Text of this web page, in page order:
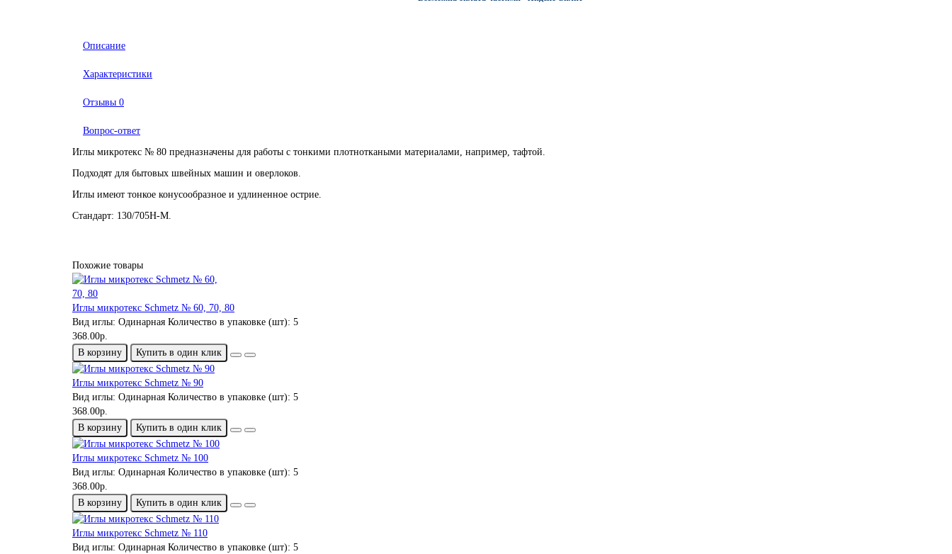
Описание
Характеристики
Отзывы 0
Вопрос-ответ
Иглы микротекс № 80 предназначены для работы с тонкими плотноткаными материалами, например, тафтой.
Подходят для бытовых швейных машин и оверлоков.
Иглы имеют тонкое конусообразное и удлиненное острие.
Стандарт: 130/705H-М.
Похожие товары
Иглы микротекс Schmetz № 60, 70, 80
Вид иглы: Одинарная Количество в упаковке (шт): 5
368.00р.
В корзину
Купить в один клик
Иглы микротекс Schmetz № 90
Вид иглы: Одинарная Количество в упаковке (шт): 5
368.00р.
В корзину
Купить в один клик
Иглы микротекс Schmetz № 100
Вид иглы: Одинарная Количество в упаковке (шт): 5
368.00р.
В корзину
Купить в один клик
Иглы микротекс Schmetz № 110
Вид иглы: Одинарная Количество в упаковке (шт): 5